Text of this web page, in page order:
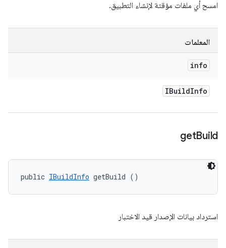
امسح أي ملفات مؤقتة لإنشاء التطبيق.
المعلمات
info
IBuildInfo
getBuild
public IBuildInfo getBuild ()
استرداد بيانات الإصدار قيد الاختبار